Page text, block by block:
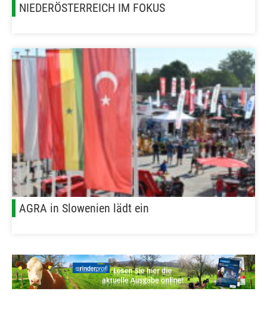
NIEDERÖSTERREICH IM FOKUS
AGRA in Slowenien lädt ein